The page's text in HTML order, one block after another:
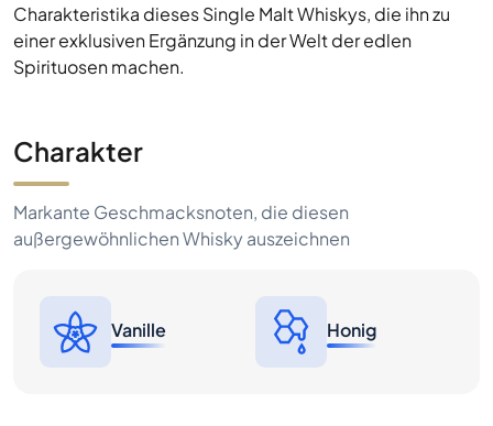
Charakteristika dieses Single Malt Whiskys, die ihn zu
einer exklusiven Ergänzung in der Welt der edlen
Spirituosen machen.
Charakter
Markante Geschmacksnoten, die diesen
außergewöhnlichen Whisky auszeichnen
Vanille Honig